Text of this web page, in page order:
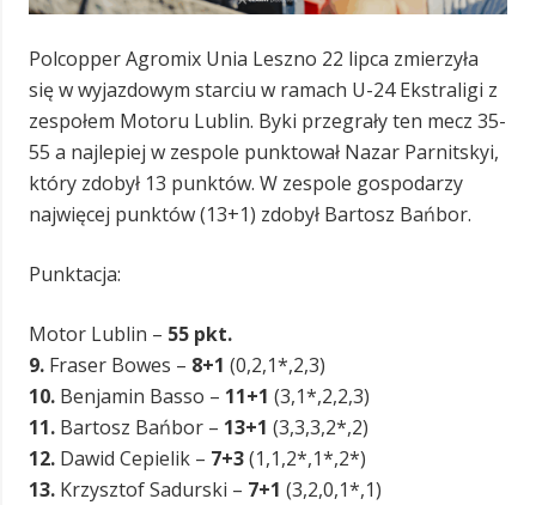
Polcopper Agromix Unia Leszno 22 lipca zmierzyła
się w wyjazdowym starciu w ramach U-24 Ekstraligi z
zespołem Motoru Lublin. Byki przegrały ten mecz 35-
55 a najlepiej w zespole punktował Nazar Parnitskyi,
który zdobył 13 punktów. W zespole gospodarzy
najwięcej punktów (13+1) zdobył Bartosz Bańbor.
Punktacja:
Motor Lublin – 55 pkt.
9. Fraser Bowes – 8+1 (0,2,1*,2,3)
10. Benjamin Basso – 11+1 (3,1*,2,2,3)
11. Bartosz Bańbor – 13+1 (3,3,3,2*,2)
12. Dawid Cepielik – 7+3(1,1,2*,1*,2*)
13. Krzysztof Sadurski – 7+1 (3,2,0,1*,1)